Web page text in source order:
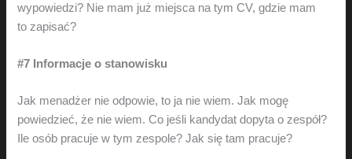
wypowiedzi? Nie mam już miejsca na tym CV, gdzie mam
to zapisać?
#7 Informacje o stanowisku
Jak menadżer nie odpowie, to ja nie wiem. Jak mogę
powiedzieć, że nie wiem. Co jeśli kandydat dopyta o zespół?
Ile osób pracuje w tym zespole? Jak się tam pracuje?